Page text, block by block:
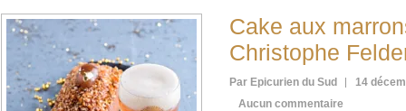
Cake aux
Christophe
Par Epicurien du Sud
14
Aucun commentaire